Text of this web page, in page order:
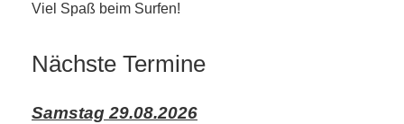
Viel Spaß beim Surfen!
Nächste Termine
Samstag 29.08.2026